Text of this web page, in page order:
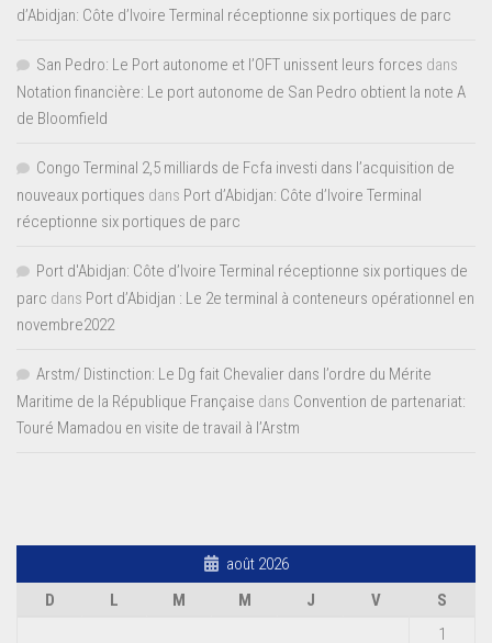
d’Abidjan: Côte d’Ivoire Terminal réceptionne six portiques de parc
San Pedro: Le Port autonome et l’OFT unissent leurs forces dans
Notation financière: Le port autonome de San Pedro obtient la note A
de Bloomfield
Congo Terminal 2,5 milliards de Fcfa investi dans l’acquisition de
nouveaux portiques dans Port d’Abidjan: Côte d’Ivoire Terminal
réceptionne six portiques de parc
Port d'Abidjan: Côte d’Ivoire Terminal réceptionne six portiques de
parc dans Port d’Abidjan : Le 2e terminal à conteneurs opérationnel en
novembre2022
Arstm/ Distinction: Le Dg fait Chevalier dans l’ordre du Mérite
Maritime de la République Française dans Convention de partenariat:
Touré Mamadou en visite de travail à l’Arstm
août 2026
D
L M M J V
S
1